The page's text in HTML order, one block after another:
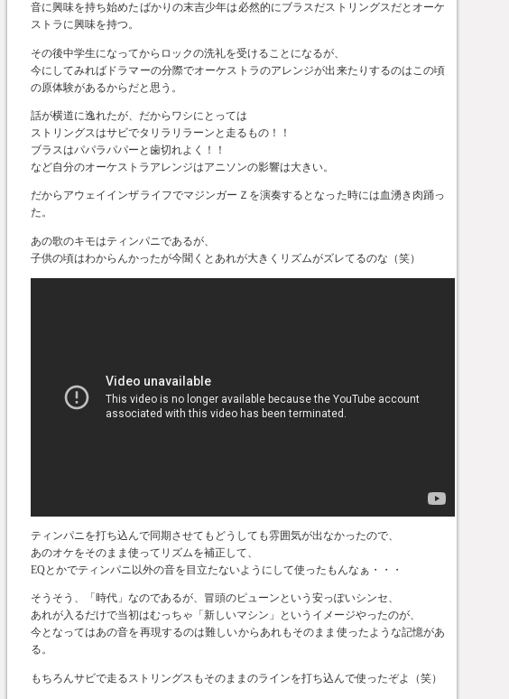
音に興味を持ち始めたばかりの末吉少年は必然的にブラスだストリングスだとオーケ
ストラに興味を持つ。
その後中学生になってからロックの洗礼を受けることになるが、
今にしてみればドラマーの分際でオーケストラのアレンジが出来たりするのはこの頃
の原体験があるからだと思う。
話が横道に逸れたが、だからワシにとっては
ストリングスはサビでタリラリラーンと走るもの！！
ブラスはパパラパパーと歯切れよく！！
など自分のオーケストラアレンジはアニソンの影響は大きい。
だからアウェイインザライフでマジンガーＺを演奏するとなった時には血湧き肉踊っ
た。
あの歌のキモはティンパニであるが、
子供の頃はわからんかったが今聞くとあれが大きくリズムがズレてるのな（笑）
ティンパニを打ち込んで同期させてもどうしても雰囲気が出なかったので、
あのオケをそのまま使ってリズムを補正して、
EQとかでティンパニ以外の音を目立たないようにして使ったもんなぁ・・・
そうそう、「時代」なのであるが、冒頭のピューンという安っぽいシンセ、
あれが入るだけで当初はむっちゃ「新しいマシン」というイメージやったのが、
今となってはあの音を再現するのは難しいからあれもそのまま使ったような記憶があ
る。
もちろんサビで走るストリングスもそのままのラインを打ち込んで使ったぞよ（笑）